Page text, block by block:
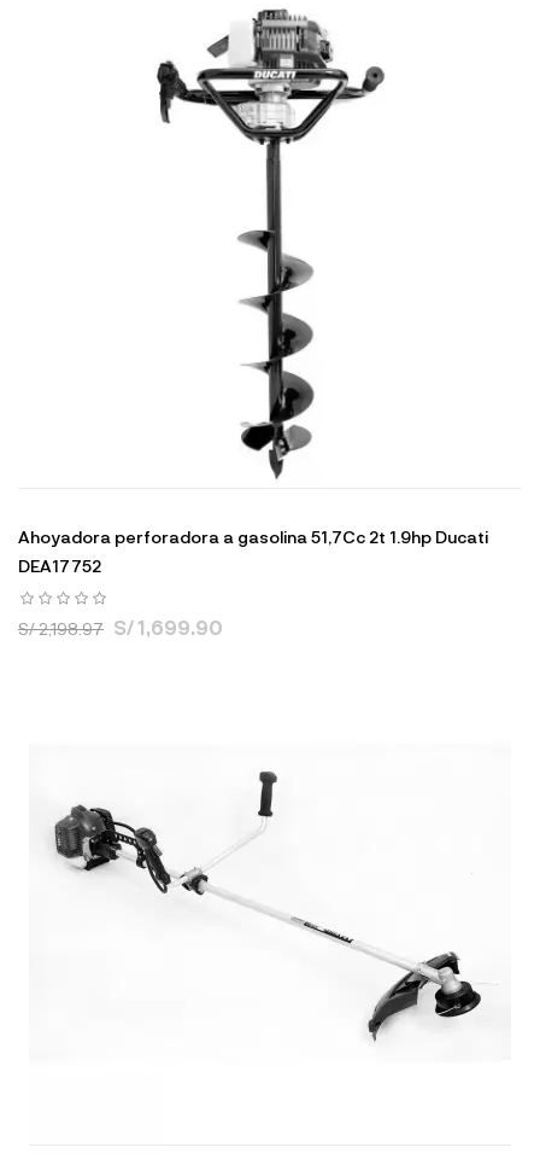
Ahoyadora perforadora a gasolina 51,7Cc 2t 1.9hp Ducati
DEA17752
S/ 2,198.97 S/ 1,699.90